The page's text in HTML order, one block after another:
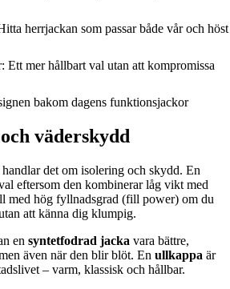
herrjackan som passar både vår och höst
mer hållbart val utan att kompromissa
bakom dagens funktionsjackor
väderskydd
det om isolering och skydd. En
eftersom den kombinerar låg vikt med
med hög fyllnadsgrad (fill power) om du
att känna dig klumpig.
en syntetfodrad jacka vara bättre,
även när den blir blöt. En ullkappa är
– varm, klassisk och hållbar.